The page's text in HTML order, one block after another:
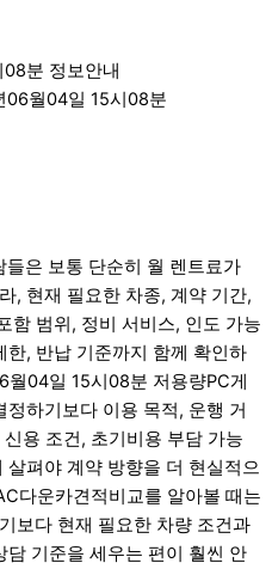
분 정보안내
06월04일 15시08분
들은 보통 단순히 월 렌트료가
, 현재 필요한 차종, 계약 기간,
함 범위, 정비 서비스, 인도 가능
, 반납 기준까지 함께 확인하
04일 15시08분 저용량PC게
하기보다 이용 목적, 운행 거
용 조건, 초기비용 부담 가능
펴야 계약 방향을 더 현실적으
다운카견적비교를 알아볼 때는
보다 현재 필요한 차량 조건과
기준을 세우는 편이 훨씬 안